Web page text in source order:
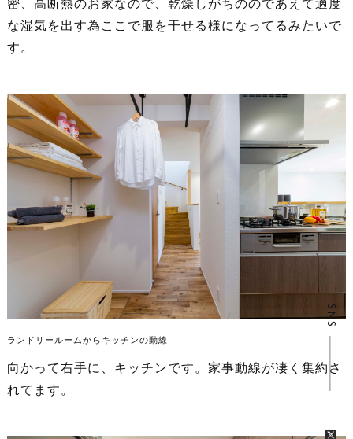
SNS
密、高断熱のお家なので、乾燥しがちののであえて適度
な湿気を出す為ここで服を干せる様になってるみたいで
す。
ランドリールームからキッチンの動線
向かって右手に、キッチンです。家事動線が凄く集約さ
れてます。